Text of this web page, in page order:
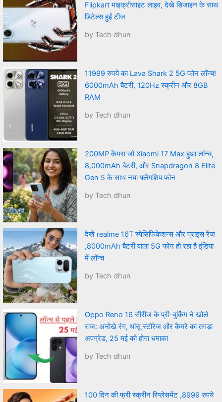
Flipkart माइक्रोसाइट लाइव, देखे डिजाइन के साथ
डिटेल्स हुईं टीज
by Tech dhun
11999 रुपये का Lava Shark 2 5G फोन लॉन्च!
6000mAh बैटरी, 120Hz स्क्रीन और 8GB
RAM
by Tech dhun
200MP कैमरा जो Xiaomi 17 Max हुआ लॉन्च,
8,000mAh बैटरी, और Snapdragon 8 Elite
Gen 5 के साथ नया फ्लैगशिप फोन
by Tech dhun
देखें realme 16T स्पेसिफिकेशन्स और प्राइस रेंज
,8000mAh बैटरी वाला 5G फोन हो रहा है इंडिया
में लॉन्च
by Tech dhun
Oppo Reno 16 सीरीज के प्री-बुकिंग ने खोले
राज: अनोखे रंग, धांसू स्टोरेज और कैमरे का तगड़ा
अपग्रेड, 25 मई को होगा धमाका
by Tech dhun
100 दिन की फ्री स्क्रीन रिप्लेसमेंट ,8999 रुपये